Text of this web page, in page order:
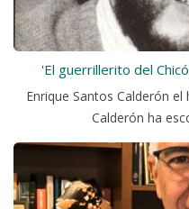
'El guerrillerito del
Enrique Santos Calderón
Calderón ha